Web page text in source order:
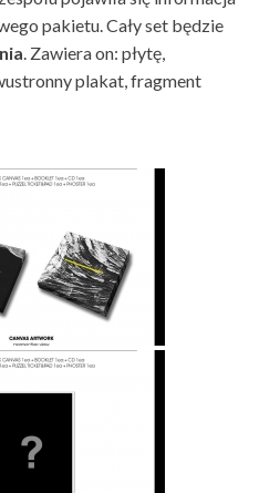
pakietu. Cały set będzie
. Zawiera on: płytę,
plakat, fragment